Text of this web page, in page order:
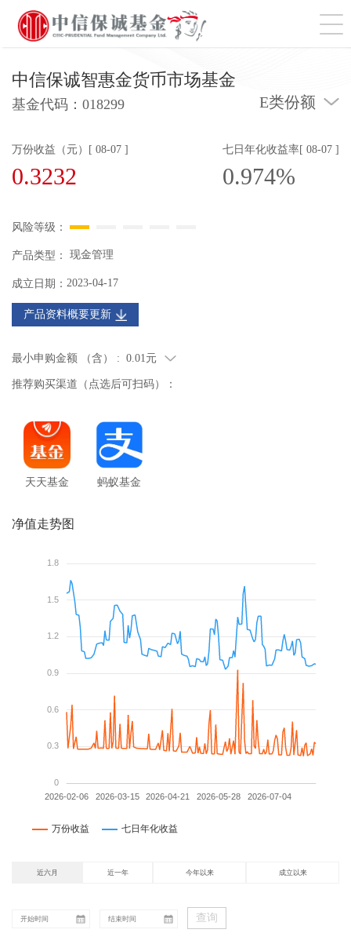
切
中信保诚智惠金货币市场基金
E类份额
基金代码： 018299
万份收益（元）[ 08-07 ]
0.3232
七日年化收益率[ 08-07 ]
0.974%
风险等级：
产品类型： 现金管理
成立日期： 2023-04-17
产品资料概要更新
最小申购金额 （含） : 0.01元
推荐购买渠道（点选后可扫码）：
天天基金 蚂蚁基金
净值走势图
近六月 近一年 今年以来 成立以来
查询